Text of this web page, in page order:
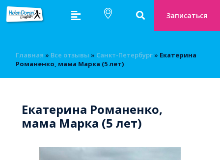
Записаться
Главная » Bсе отзывы » Санкт-Петербург » Екатерина
Романенко, мама Марка (5 лет)
Екатерина Романенко,
мама Марка (5 лет)